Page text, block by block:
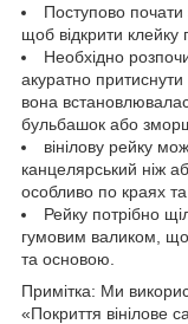
Поступово почати
щоб відкрити клейку
Необхідно
акуратно
вона
бульбашок або
вінілову рейку
канцелярський ніж
особливо по краях та
Рейку потрібно
гумовим валиком,
та основою.
Примітка: Ми
«Покриття вінілове